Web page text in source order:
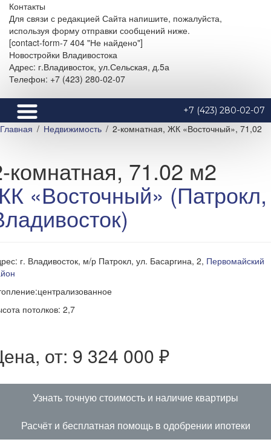
Контакты
Для связи с редакцией Сайта напишите, пожалуйста,
используя форму отправки сообщений ниже.
[contact-form-7 404 "Не найдено"]
Новостройки Владивостока
Адрес: г.Владивосток, ул.Сельская, д.5а
Телефон: +7 (423) 280-02-07
+7 (423) 280-02-07
Главная Недвижимость 2-комнатная, ЖК «Восточный», 71,02
комнатная, 71.02 м2
«Восточный» (Патрокл,
г. Владивосток, м/р Патрокл, ул. Басаргина, 2, Первомайский
потолков: 2,7
от: 9 324 000 ₽
Узнать точную стоимость и наличие квартиры
Расчёт и бесплатная помощь в одобрении ипотеки